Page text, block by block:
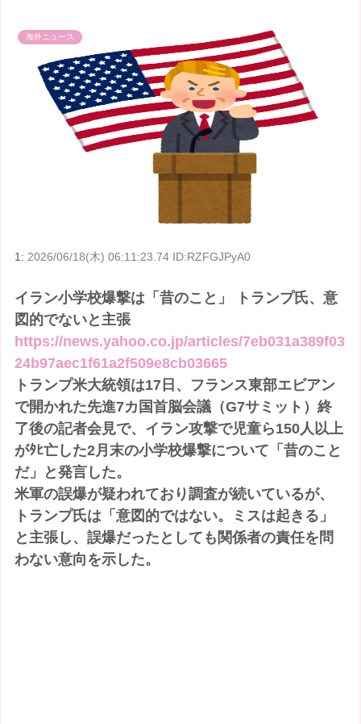
海外ニュース
1: 2026/06/18(木) 06:11:23.74 ID:RZFGJPyA0
イラン小学校爆撃は「昔のこと」 トランプ氏、意
図的でないと主張
https://news.yahoo.co.jp/articles/7eb031a389f03
24b97aec1f61a2f509e8cb03665
トランプ米大統領は17日、フランス東部エビアン
で開かれた先進7カ国首脳会議（G7サミット）終
了後の記者会見で、イラン攻撃で児童ら150人以上
がﾀﾋ亡した2月末の小学校爆撃について「昔のこと
だ」と発言した。
米軍の誤爆が疑われており調査が続いているが、
トランプ氏は「意図的ではない。ミスは起きる」
と主張し、誤爆だったとしても関係者の責任を問
わない意向を示した。